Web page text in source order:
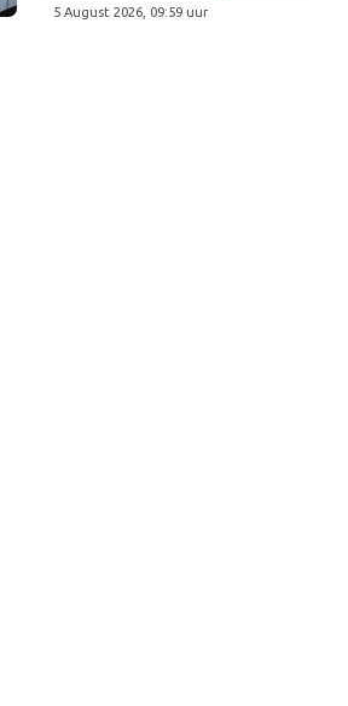
5 August 2026, 09:59 uur